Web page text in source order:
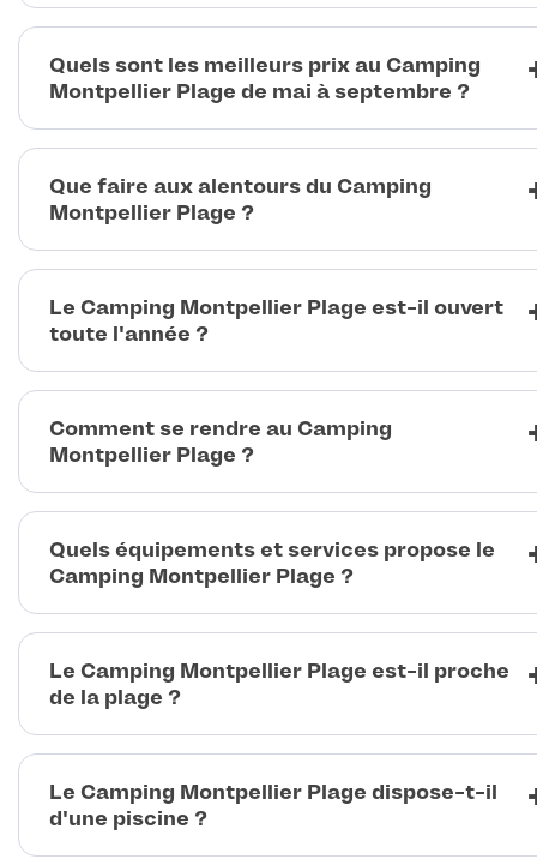
Quels sont les meilleurs prix au Camping
Montpellier Plage de mai à septembre ?
Que faire aux alentours du Camping
Montpellier Plage ?
Le Camping Montpellier Plage est-il ouvert
toute l'année ?
Comment se rendre au Camping
Montpellier Plage ?
Quels équipements et services propose le
Camping Montpellier Plage ?
Le Camping Montpellier Plage est-il proche
de la plage ?
Le Camping Montpellier Plage dispose-t-il
d'une piscine ?